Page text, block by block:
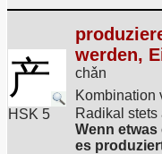
产
HSK 5
werden,
chǎn
Kombination
Radikal
Wenn
es